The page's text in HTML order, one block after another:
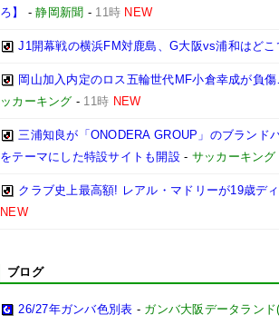
ろ】
-静岡新聞 - 11時 NEW
J1開幕戦の横浜FM対鹿島、G大阪vs浦和はど
岡山加入内定のロス五輪世代MF小倉幸成が負
ッカーキング - 11時 NEW
三浦知良が「ONODERA GROUP」のブランド
をテーマにした特設サイトも開設 - サッカーキング
クラブ史上最高額! レアル・マドリーが19歳デ
NEW
ブログ
26/27年ガンバ色別表 - ガンバ大阪データラン